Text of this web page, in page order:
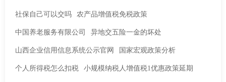
社保自己可以交吗 农产品增值税免税政策
中国养老服务有限公司 异地交五险一金的坏处
山西企业信用信息系统公示官网 国家宏观政策分析
个人所得税怎么扣税 小规模纳税人增值税1优惠政策延期